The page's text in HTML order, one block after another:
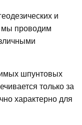
и
мы проводим
шпунтовых
только за
характерно для